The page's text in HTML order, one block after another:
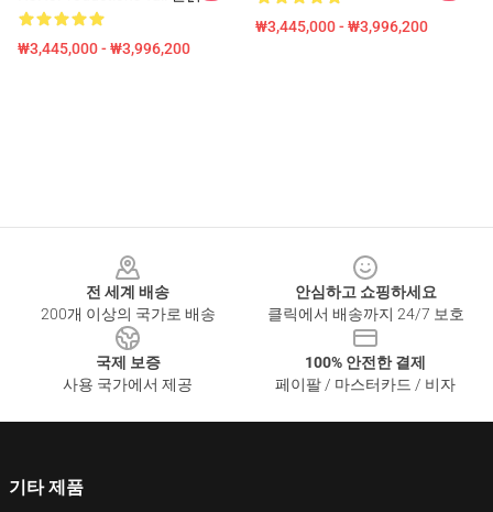
₩3,445,000 - ₩3,996,200
₩3,445,000 - ₩3,996,200
전 세계 배송
200개 이상의 국가로 배송
안심하고 쇼핑하세요
클릭에서 배송까지 24/7 보호
국제 보증
사용 국가에서 제공
100% 안전한 결제
페이팔 / 마스터카드 / 비자
기타 제품